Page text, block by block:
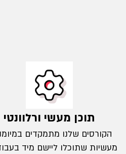
תוכן מעשי ורלוונטי
הקורסים שלנו מתמקדים
מעשיות שתוכלו ליישם מיד